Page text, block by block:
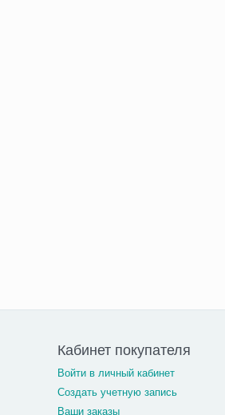
Кабинет покупателя
Войти в личный кабинет
Создать учетную запись
Ваши заказы